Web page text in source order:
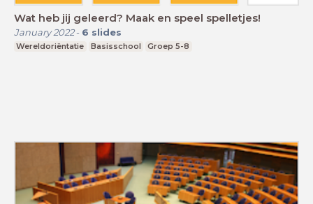
Wat heb jij geleerd? Maak en speel spelletjes!
January 2022- 6 slides
Wereldoriëntatie Basisschool Groep 5-8